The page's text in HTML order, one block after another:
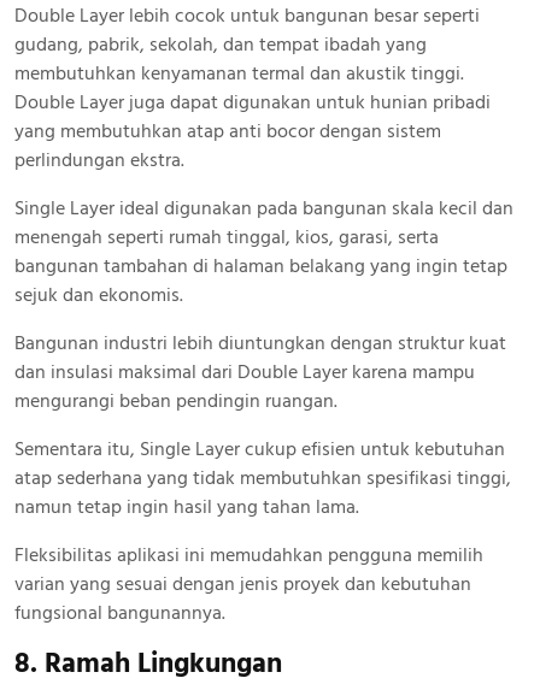
Double Layer lebih cocok untuk bangunan besar seperti
gudang, pabrik, sekolah, dan tempat ibadah yang
membutuhkan kenyamanan termal dan akustik tinggi.
Double Layer juga dapat digunakan untuk hunian pribadi
yang membutuhkan atap anti bocor dengan sistem
perlindungan ekstra.
Single Layer ideal digunakan pada bangunan skala kecil dan
menengah seperti rumah tinggal, kios, garasi, serta
bangunan tambahan di halaman belakang yang ingin tetap
sejuk dan ekonomis.
Bangunan industri lebih diuntungkan dengan struktur kuat
dan insulasi maksimal dari Double Layer karena mampu
mengurangi beban pendingin ruangan.
Sementara itu, Single Layer cukup efisien untuk kebutuhan
atap sederhana yang tidak membutuhkan spesifikasi tinggi,
namun tetap ingin hasil yang tahan lama.
Fleksibilitas aplikasi ini memudahkan pengguna memilih
varian yang sesuai dengan jenis proyek dan kebutuhan
fungsional bangunannya.
8. Ramah Lingkungan